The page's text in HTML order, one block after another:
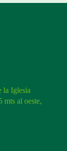
la Iglesia
mts al oeste,